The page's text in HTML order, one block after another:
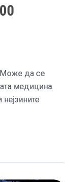
Може да се
медицина.